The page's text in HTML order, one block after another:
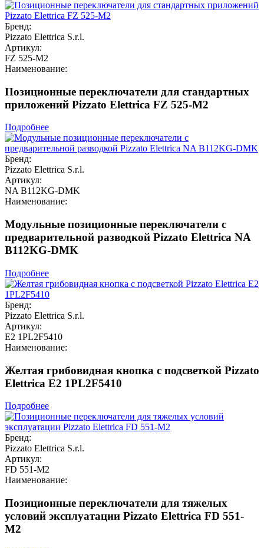
Бренд:
Pizzato Elettrica S.r.l.
Артикул:
FZ 525-M2
Наименование:
Позиционные переключатели для стандартных
приложений Pizzato Elettrica FZ 525-M2
Подробнее
Бренд:
Pizzato Elettrica S.r.l.
Артикул:
NA B112KG-DMK
Наименование:
Модульные позиционные переключатели с
предварительной разводкой Pizzato Elettrica NA
B112KG-DMK
Подробнее
Бренд:
Pizzato Elettrica S.r.l.
Артикул:
E2 1PL2F5410
Наименование:
Желтая грибовидная кнопка с подсветкой Pizzato
Elettrica E2 1PL2F5410
Подробнее
Бренд:
Pizzato Elettrica S.r.l.
Артикул:
FD 551-M2
Наименование:
Позиционные переключатели для тяжелых
условий эксплуатации Pizzato Elettrica FD 551-
M2